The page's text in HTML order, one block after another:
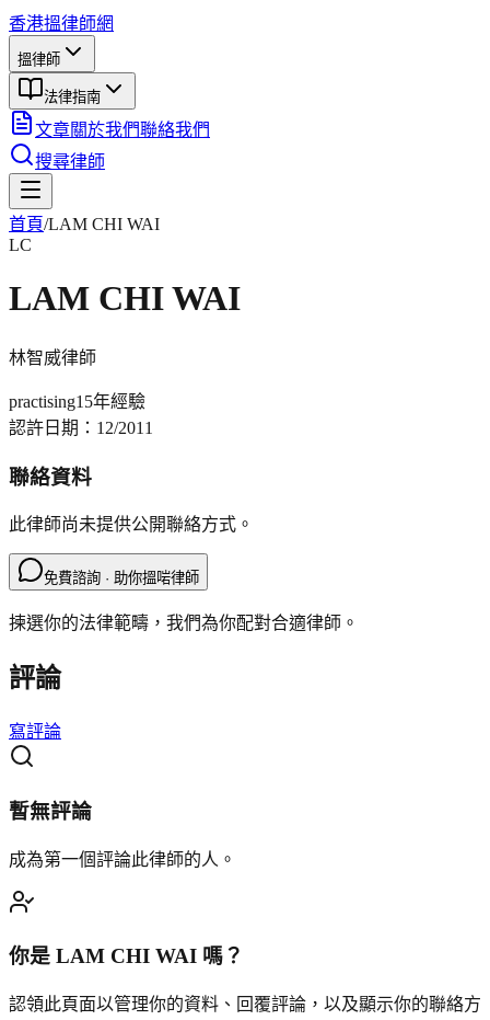
香港搵律師網
搵律師
法律指南
文章關於我們聯絡我們
搜尋律師
首頁/LAM CHI WAI
LC
LAM CHI WAI
林智威律師
practising15年經驗
認許日期： 12/2011
聯絡資料
此律師尚未提供公開聯絡方式。
免費諮詢 · 助你搵啱律師
揀選你的法律範疇，我們為你配對合適律師。
評論
寫評論
暫無評論
成為第一個評論此律師的人。
你是 LAM CHI WAI 嗎？
認領此頁面以管理你的資料、回覆評論，以及顯示你的聯絡方